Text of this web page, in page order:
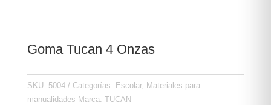
Goma Tucan 4 Onzas
SKU: 5004 Categorías: Escolar, Materiales para
manualidades Marca: TUCAN